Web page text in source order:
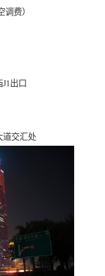
费）
出口
交汇处